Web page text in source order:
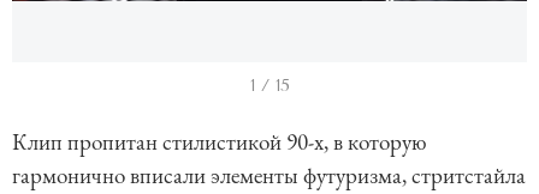
e
m
1 / 15
Клип пропитан стилистикой 90-х, в которую
гармонично вписали элементы футуризма, стритстайла